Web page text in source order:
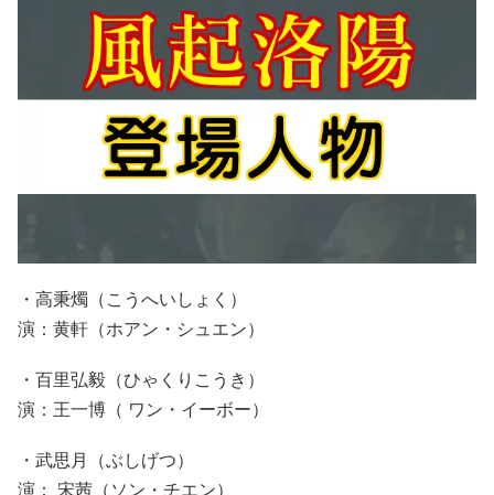
・高秉燭（こうへいしょく）
演：黄軒（ホアン・シュエン）
・百里弘毅（ひゃくりこうき）
演：王一博（ ワン・イーボー）
・武思月（ぶしげつ）
演： 宋茜（ソン・チエン）